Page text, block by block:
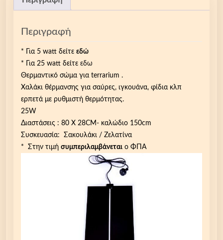
Περιγραφή
* Για 5 watt δείτε εδώ
* Για 25 watt δείτε εδω
Θερμαντικό σώμα για terrarium .
Χαλάκι θέρμανσης για σαύρες, ιγκουάνα, φίδια κλπ
ερπετά με ρυθμιστή θερμότητας.
25W
Διαστάσεις : 80 Χ 28CM- καλώδιο 150cm
Συσκευασία: Σακουλάκι / Ζελατίνα
* Στην τιμή συμπεριλαμβάνεται ο ΦΠΑ